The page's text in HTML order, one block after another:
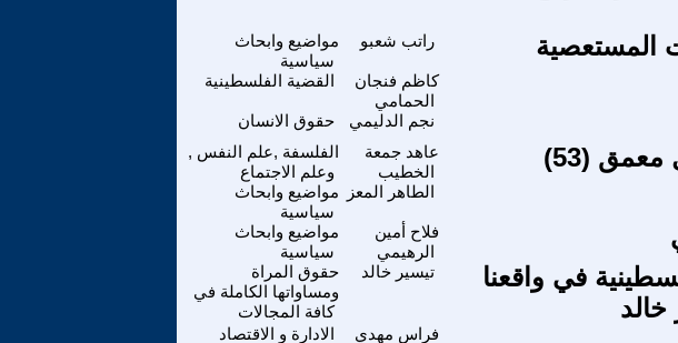
مواضيع وابحاث
سياسية
راتب شعبو المستعصية
القضية الفلسطينية
كاظم فنجان
الحمامي
حقوق الانسان نجم الدليمي
الفلسفة ,علم النفس ,
وعلم الاجتماع
عاهد جمعة
الخطيب
مواضيع وابحاث
سياسية
الطاهر المعز
مواضيع وابحاث
سياسية
فلاح أمين
الرهيمي
حقوق المراة
ومساواتها الكاملة في
كافة المجالات
تيسير خالد
في واقعنا
خالد
الادارة و الاقتصاد
فراس مهدي